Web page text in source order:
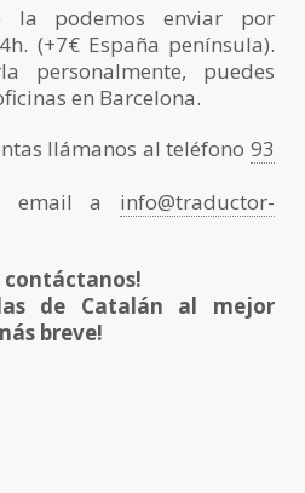
la podemos enviar por
(+7€ España península).
personalmente, puedes
en Barcelona.
llámanos al teléfono 93
email a info@traductor-
contáctanos!
de Catalán al mejor
breve!